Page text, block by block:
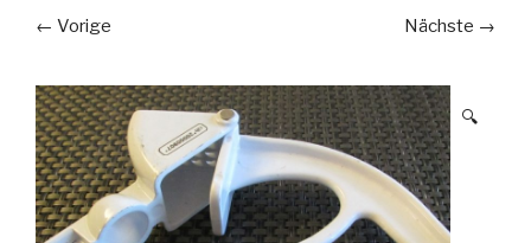
← Vorige Nächste →
🔍